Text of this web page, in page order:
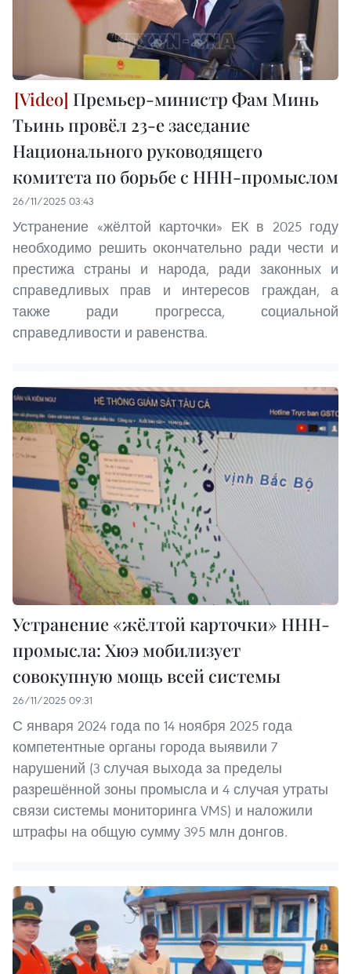
Премьер-министр Фам Минь
Тьинь провёл 23-е заседание
Национального руководящего
комитета по борьбе с ННН-промыслом
26/11/2025 03:43
Устранение «жёлтой карточки» ЕК в 2025 году
необходимо решить окончательно ради чести и
престижа страны и народа, ради законных и
справедливых прав и интересов граждан, а
также ради прогресса, социальной
справедливости и равенства.
Устранение «жёлтой карточки» ННН-
промысла: Хюэ мобилизует
совокупную мощь всей системы
26/11/2025 09:31
С января 2024 года по 14 ноября 2025 года
компетентные органы города выявили 7
нарушений (3 случая выхода за пределы
разрешённой зоны промысла и 4 случая утраты
связи системы мониторинга VMS) и наложили
штрафы на общую сумму 395 млн донгов.